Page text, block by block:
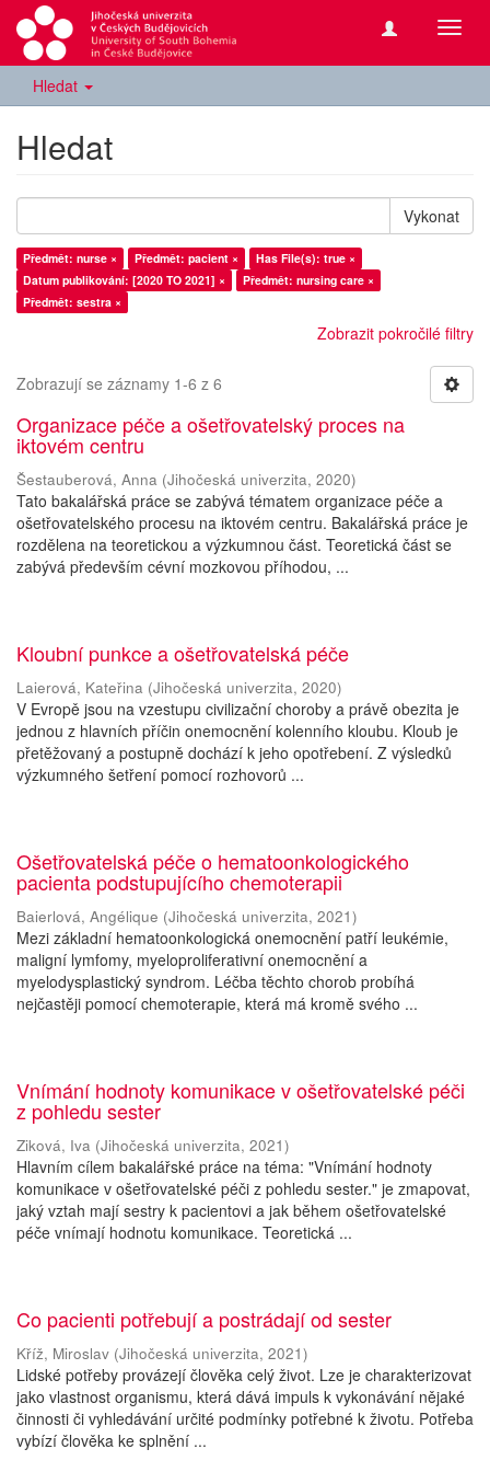
Hledat
Hledat
Vykonat
Předmět: nurse × Předmět: pacient ×
Has File(s): true ×
Datum publikování: [2020 TO 2021] ×
Předmět: nursing care ×
Předmět: sestra ×
Zobrazit pokročilé filtry
Zobrazují se záznamy 1-6 z 6
Organizace péče a ošetřovatelský proces na
iktovém centru
Šestauberová, Anna (Jihočeská univerzita, 2020)
Tato bakalářská práce se zabývá tématem organizace péče a
ošetřovatelského procesu na iktovém centru. Bakalářská práce je
rozdělena na teoretickou a výzkumnou část. Teoretická část se
zabývá především cévní mozkovou příhodou, ...
Kloubní punkce a ošetřovatelská péče
Laierová, Kateřina (Jihočeská univerzita, 2020)
V Evropě jsou na vzestupu civilizační choroby a právě obezita je
jednou z hlavních příčin onemocnění kolenního kloubu. Kloub je
přetěžovaný a postupně dochází k jeho opotřebení. Z výsledků
výzkumného šetření pomocí rozhovorů ...
Ošetřovatelská péče o hematoonkologického
pacienta podstupujícího chemoterapii
Baierlová, Angélique (Jihočeská univerzita, 2021)
Mezi základní hematoonkologická onemocnění patří leukémie,
maligní lymfomy, myeloproliferativní onemocnění a
myelodysplastický syndrom. Léčba těchto chorob probíhá
nejčastěji pomocí chemoterapie, která má kromě svého ...
Vnímání hodnoty komunikace v ošetřovatelské péči
z pohledu sester
Ziková, Iva (Jihočeská univerzita, 2021)
Hlavním cílem bakalářské práce na téma: "Vnímání hodnoty
komunikace v ošetřovatelské péči z pohledu sester." je zmapovat,
jaký vztah mají sestry k pacientovi a jak během ošetřovatelské
péče vnímají hodnotu komunikace. Teoretická ...
Co pacienti potřebují a postrádají od sester
Kříž, Miroslav (Jihočeská univerzita, 2021)
Lidské potřeby provázejí člověka celý život. Lze je charakterizovat
jako vlastnost organismu, která dává impuls k vykonávání nějaké
činnosti či vyhledávání určité podmínky potřebné k životu. Potřeba
vybízí člověka ke splnění ...